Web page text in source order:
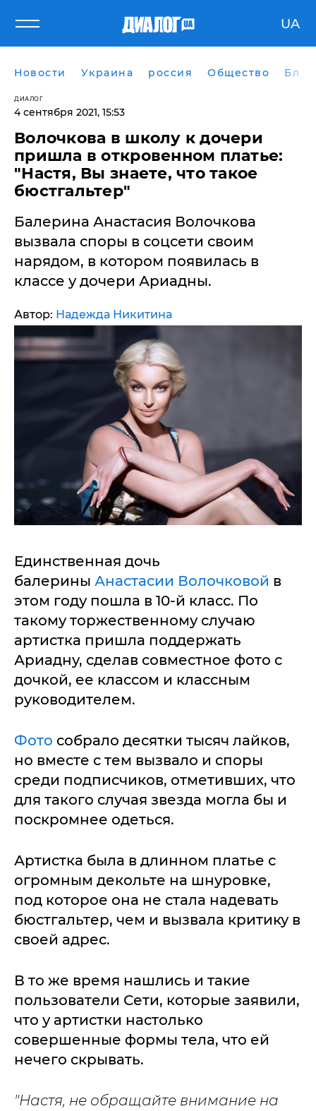
UA
Новости Украина россия Общество
ДИАЛОГ
4 сентября 2021, 15:53
Волочкова в школу к дочери
пришла в откровенном платье:
"Настя, Вы знаете, что такое
бюстгальтер"
Балерина Анастасия Волочкова
вызвала споры в соцсети своим
нарядом, в котором появилась в
классе у дочери Ариадны.
Автор: Надежда Никитина
Единственная дочь
балерины Анастасии Волочковой в
этом году пошла в 10-й класс. По
такому торжественному случаю
артистка пришла поддержать
Ариадну, сделав совместное фото с
дочкой, ее классом и классным
руководителем.
Фото собрало десятки тысяч лайков,
но вместе с тем вызвало и споры
среди подписчиков, отметивших, что
для такого случая звезда могла бы и
поскромнее одеться.
Артистка была в длинном платье с
огромным декольте на шнуровке,
под которое она не стала надевать
бюстгальтер, чем и вызвала критику в
своей адрес.
В то же время нашлись и такие
пользователи Сети, которые заявили,
что у артистки настолько
совершенные формы тела, что ей
нечего скрывать.
"Настя, не обращайте внимание на